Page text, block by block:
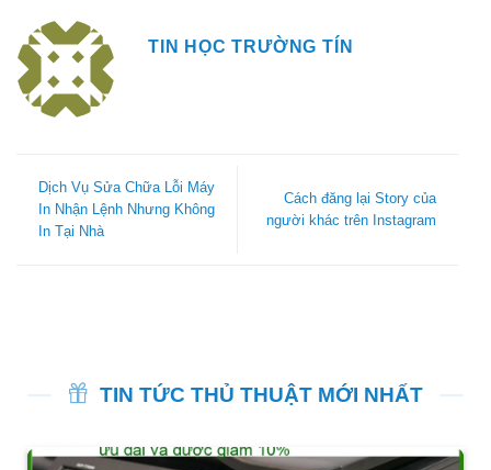
TIN HỌC TRƯỜNG TÍN
Dịch Vụ Sửa Chữa Lỗi Máy
In Nhận Lệnh Nhưng Không
In Tại Nhà
Cách đăng lại Story của
người khác trên Instagram
TIN TỨC THỦ THUẬT MỚI NHẤT